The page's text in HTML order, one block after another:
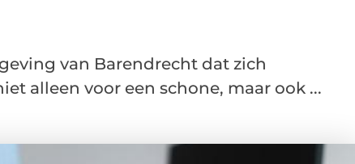
van Barendrecht dat zich
alleen voor een schone, maar ook ...